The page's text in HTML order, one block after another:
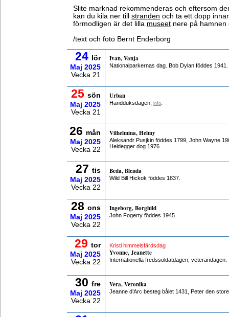
Slite marknad rekommenderas och eftersom
kan du kila ner till stranden och ta ett dopp
förmodligen är det lilla museet nere på hamnen
/text och foto Bernt Enderborg
24
lör
Maj 2025
Vecka 21
Ivan, Vanja
Nationalparkernas dag. Bob Dylan föddes 1941.
25 sön
Maj 2025
Vecka 21
Urban
Handduksdagen, info
26 mån
Maj 2025
Vecka 22
Vilhelmina, Helmy
Aleksandr Pusjkin föddes 1799, John Wayne
Heidegger dog 1976.
27 tis
Maj 2025
Vecka 22
Beda, Blenda
Wild Bill Hickok föddes 1837.
28 ons
Maj 2025
Vecka 22
Ingeborg, Borghild
John Fogerty föddes 1945.
29 tor
Maj 2025
Vecka 22
Kristi himmelsfärdsdag
Yvonne, Jeanette
Internationella fredssoldatdagen, veterandagen.
30 fre
Maj 2025
Vecka 22
Vera, Veronika
Jeanne d’Arc besteg bålet 1431, Peter den